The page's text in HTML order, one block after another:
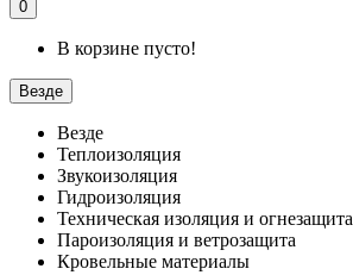
0
В корзине пусто!
Везде
Везде
Теплоизоляция
Звукоизоляция
Гидроизоляция
Техническая изоляция и огнезащита
Пароизоляция и ветрозащита
Кровельные материалы